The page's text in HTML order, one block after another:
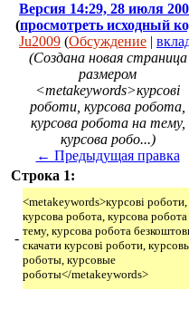
Версия 14:29, 28 июля
(просмотреть исходный
Ju2009 (Обсуждение |
(Создана новая страница
размером
<metakeywords>курсові
роботи, курсова робота,
курсова робота на тему,
курсова робо...)
← Предыдущая правка
Строка 1:
-
<metakeywords>курсові роботи,
курсова робота, курсова
тему, курсова робота
скачати курсові роботи,
роботы, курсовые
роботы</metakeywords>